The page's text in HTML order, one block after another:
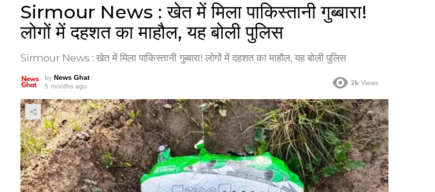
Sirmour News : खेत में मिला पाकिस्तानी गुब्बारा!
लोगों में दहशत का माहौल, यह बोली पुलिस
Sirmour News : खेत में मिला पाकिस्तानी गुब्बारा! लोगों में दहशत का माहौल, यह बोली पुलिस
by News Ghat
5 months ago
2k Views